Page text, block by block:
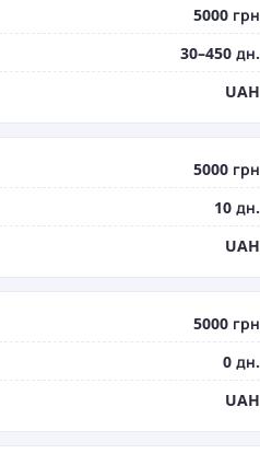
5000 грн
30–450 дн.
UAH
5000 грн
10 дн.
UAH
5000 грн
0 дн.
UAH